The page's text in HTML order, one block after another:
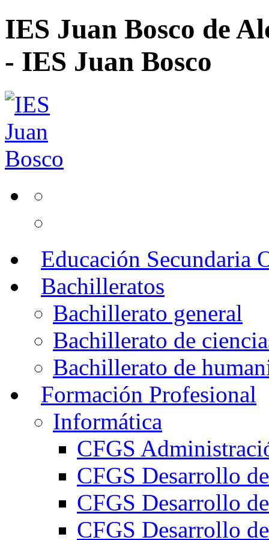
IES Juan Bosco de
- IES Juan Bosco
Educación Secundaria
Bachilleratos
Bachillerato general
Bachillerato de
Bachillerato de
Formación Profesional
Informática
CFGS
CFGS Desarrollo
CFGS Desarrollo
CFGS Desarrollo